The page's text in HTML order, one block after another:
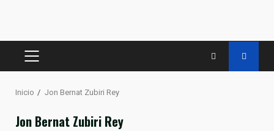
MENÚ
Inicio Jon Bernat Zubiri Rey
Jon Bernat Zubiri Rey